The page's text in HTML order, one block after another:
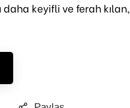
keyifli ve ferah kılan,